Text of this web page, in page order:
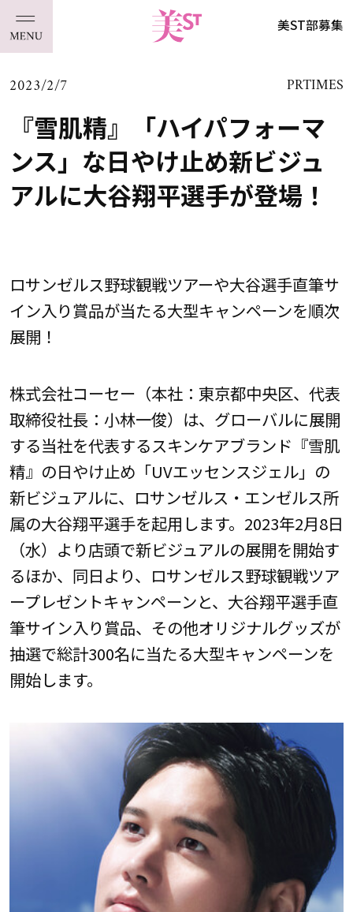
美ST部募集
2023/2/7 PRTIMES
『雪肌精』「ハイパフォーマ
ンス」な日やけ止め新ビジュ
アルに大谷翔平選手が登場！
ロサンゼルス野球観戦ツアーや大谷選手直筆サ
イン入り賞品が当たる大型キャンペーンを順次
展開！
株式会社コーセー（本社：東京都中央区、代表
取締役社長：小林一俊）は、グローバルに展開
する当社を代表するスキンケアブランド『雪肌
精』の日やけ止め「UVエッセンスジェル」の
新ビジュアルに、ロサンゼルス・エンゼルス所
属の大谷翔平選手を起用します。2023年2月8日
（水）より店頭で新ビジュアルの展開を開始す
るほか、同日より、ロサンゼルス野球観戦ツア
ープレゼントキャンペーンと、大谷翔平選手直
筆サイン入り賞品、その他オリジナルグッズが
抽選で総計300名に当たる大型キャンペーンを
開始します。